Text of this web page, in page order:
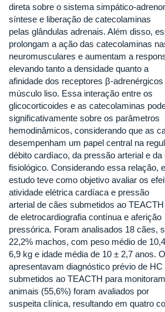
direta sobre o sistema simpático-
síntese e liberação de catecolaminas
pelas glândulas adrenais. Além disso,
prolongam a ação das catecolaminas
neuromusculares e aumentam a
elevando tanto a densidade quanto a
afinidade dos receptores β-
músculo liso. Essa interação entre os
glicocorticoides e as catecolaminas
significativamente sobre os parâmetros
hemodinâmicos, considerando que as
desempenham um papel central na
débito cardíaco, da pressão arterial e
fisiológico. Considerando essa relação,
estudo teve como objetivo avaliar os
atividade elétrica cardíaca e pressão
arterial de cães submetidos ao
de eletrocardiografia contínua e aferição
pressórica. Foram analisados 18 cães,
22,2% machos, com peso médio de
6,9 kg e idade média de 10 ± 2,7 anos.
apresentavam diagnóstico prévio de HC
submetidos ao TEACTH para
animais (55,6%) foram avaliados por
suspeita clínica, resultando em quatro